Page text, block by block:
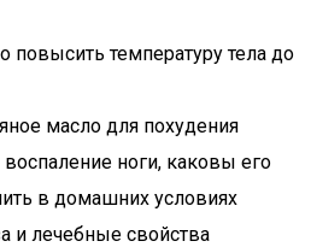
повысить температуру тела до
масло для похудения
ноги, каковы его
в домашних условиях
и лечебные свойства